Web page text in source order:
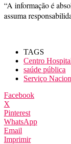
“A informação é
assuma
TAGS
Centro
saúde pública
Serviço
Facebook
X
Pinterest
WhatsApp
Email
Imprimir